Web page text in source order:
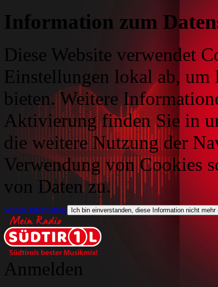
Information zum
Diese Website verwendet
Einstellungen lokal ab, um
bieten. Weitere
Aktivierung finden Sie in
die weitere Nutzung der
Verwendung von Cookies
von Daten zu.
Weitere Information Ich bin einverstanden, diese Information nicht mehr
Anmelden